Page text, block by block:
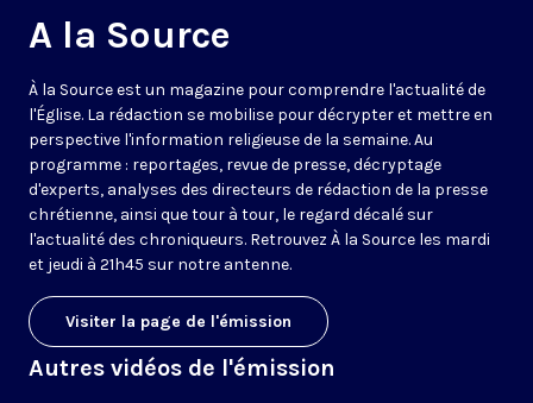
A la Source
À la Source est un magazine pour comprendre l'actualité de
l'Église. La rédaction se mobilise pour décrypter et mettre en
perspective l'information religieuse de la semaine. Au
programme : reportages, revue de presse, décryptage
d'experts, analyses des directeurs de rédaction de la presse
chrétienne, ainsi que tour à tour, le regard décalé sur
l'actualité des chroniqueurs. Retrouvez À la Source les mardi
et jeudi à 21h45 sur notre antenne.
Visiter la page de l'émission
Autres vidéos de l'émission